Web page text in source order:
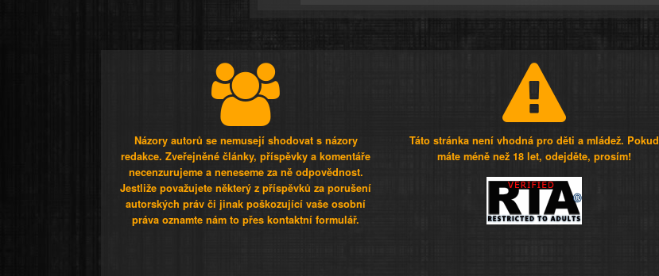
Názory autorů se nemusejí shodovat s názory
redakce. Zveřejněné články, příspěvky a komentáře
necenzurujeme a neneseme za ně odpovědnost.
Jestliže považujete některý z příspěvků za porušení
autorských práv či jinak poškozující vaše osobní
práva oznamte nám to přes kontaktní formulář.
Táto stránka není vhodná pro děti a mládež. Pokud
máte méně než 18 let, odejděte, prosím!